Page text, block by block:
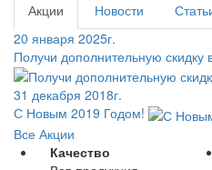
Акции Новости
20 января 2025г.
Получи дополнительную скидку
31 декабря 2018г.
С Новым 2019 Годом!
Все Акции
Качество